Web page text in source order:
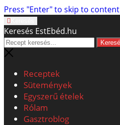
Press "Enter" to skip to content
Keresés EstEbéd.hu
Receptek
Sütemények
Egyszerű ételek
Rólam
Gasztroblog